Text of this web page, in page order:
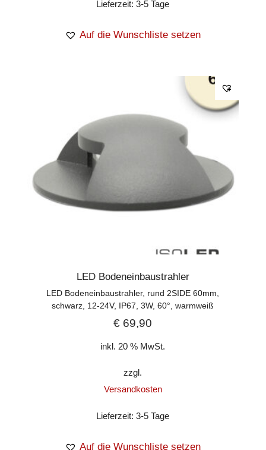
Lieferzeit:3-5 Tage
Auf die Wunschliste setzen
LED Bodeneinbaustrahler
LED Bodeneinbaustrahler, rund 2SIDE 60mm,
schwarz, 12-24V, IP67, 3W, 60°, warmweiß
€ 69,90
inkl. 20 % MwSt.
zzgl.
Versandkosten
Lieferzeit:3-5 Tage
Auf die Wunschliste setzen